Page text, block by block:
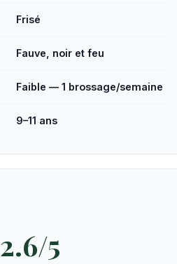
Frisé
Fauve, noir et feu
Faible — 1 brossage/semaine
9–11 ans
2.6/5